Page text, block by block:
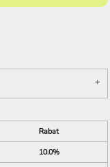
Rabat
10.0%